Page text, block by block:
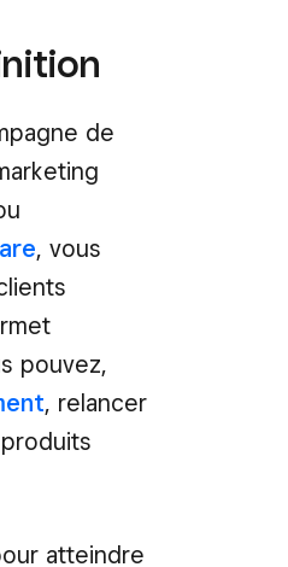
de
, vous
pouvez,
, relancer
atteindre